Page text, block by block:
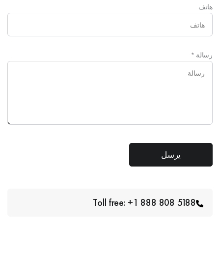
هاتف
رسالة *
Toll free: +1 888 808 5188